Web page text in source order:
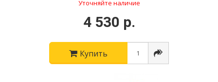
Уточняйте наличие
4 530 р.
Купить